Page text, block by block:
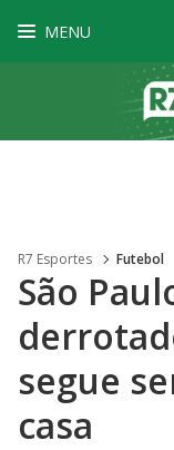
MENU
R7 Esportes Futebol
São
segue
casa